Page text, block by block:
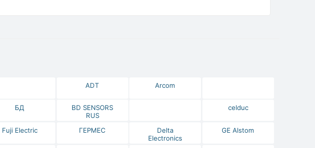
ADT Arcom
БД
BD SENSORS
RUS
celduc
Fuji Electric ГЕРМЕС
Delta
Electronics
GE Alstom